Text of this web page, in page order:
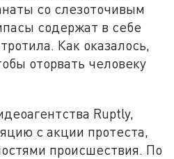
со слезоточивым
содержат в себе
Как оказалось,
оторвать человеку
Ruptly,
с акции протеста,
происшествия. По